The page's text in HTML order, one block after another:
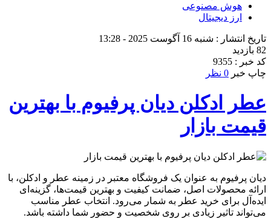
هوش مصنوعی
ارز دیجیتال
تاریخ انتشار : شنبه 16 آگوست 2025 - 13:28
82 بازدید
کد خبر : 9355
چاپ خبر 0 نظر
عطر ادکلن دیان پرفیوم با بهترین
قیمت بازار
دیان پرفیوم به عنوان یک فروشگاه معتبر در زمینه عطر و ادکلن، با
ارائه محصولات اصل، ضمانت کیفیت و بهترین قیمت‌ها، گزینه‌ای
ایده‌آل برای خرید عطر به شمار می‌رود. انتخاب عطر مناسب
می‌تواند تاثیر زیادی بر روی شخصیت و حضور شما داشته باشد.